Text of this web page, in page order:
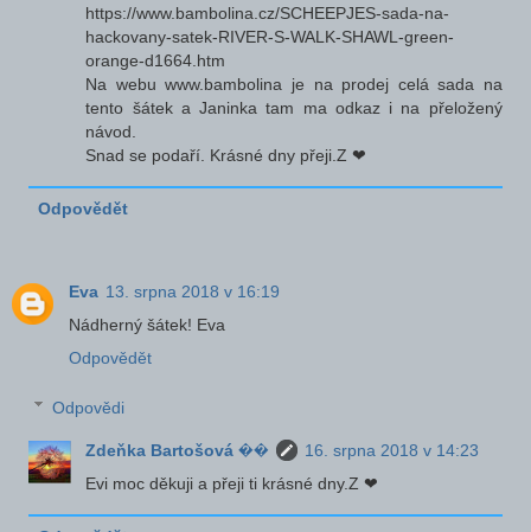
https://www.bambolina.cz/SCHEEPJES-sada-na-
hackovany-satek-RIVER-S-WALK-SHAWL-green-
orange-d1664.htm
Na webu www.bambolina je na prodej celá sada na
tento šátek a Janinka tam ma odkaz i na přeložený
návod.
Snad se podaří. Krásné dny přeji.Z ❤
Odpovědět
Eva 13. srpna 2018 v 16:19
Nádherný šátek! Eva
Odpovědět
Odpovědi
Zdeňka Bartošová ��
16. srpna 2018 v 14:23
Evi moc děkuji a přeji ti krásné dny.Z ❤